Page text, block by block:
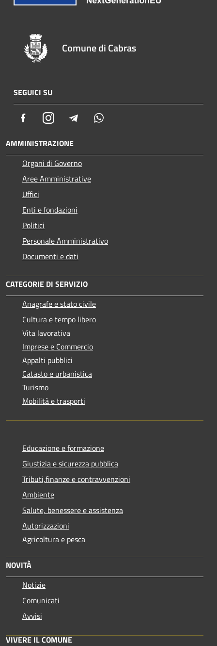
Comune di Cabras
SEGUICI SU
FacebookInstagram Telegram
AMMINISTRAZIONE
Organi di Governo
Aree Amministrative
Uffici
Enti e fondazioni
Politici
Personale Amministrativo
Documenti e dati
CATEGORIE DI SERVIZIO
Anagrafe e stato civile
Cultura e tempo libero
Vita lavorativa
Imprese e Commercio
Appalti pubblici
Catasto e urbanistica
Turismo
Mobilità e trasporti
Educazione e formazione
Giustizia e sicurezza pubblica
Tributi,finanze e contravvenzioni
Ambiente
Salute, benessere e assistenza
Autorizzazioni
Agricoltura e pesca
NOVITÀ
Notizie
Comunicati
Avvisi
VIVERE IL COMUNE